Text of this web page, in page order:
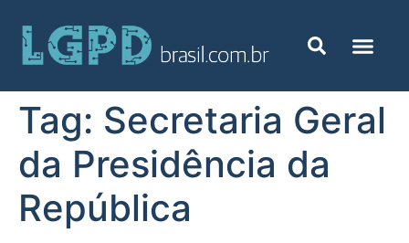
Tag: Secretaria Geral
da Presidência da
República